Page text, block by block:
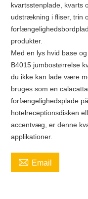
kvartsstenplade, kvarts
udstrækning i fliser, trin
produkter.
Med en lys hvid base
B4015 jumbostørrelse
du ikke kan lade være
bruges som en
forfængelighedsplade
hotelreceptionsdisken
accentvæg, er denne
applikationer.
 Email